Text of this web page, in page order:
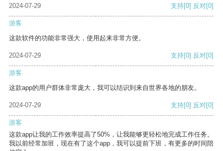
2024-07-29 支持[0] 反对[0]
游客
这款软件的功能非常强大，使用起来非常方便。
2024-07-29 支持[0] 反对[0]
游客
这款app的用户群体非常庞大，我可以结识到来自世界各地的朋友。
2024-07-29 支持[0] 反对[0]
游客
这款app让我的工作效率提高了50%，让我能够更轻松地完成工作任务。
我以前经常加班，现在有了这个app，我可以提前下班，有更多的时间陪